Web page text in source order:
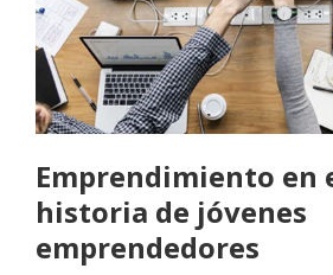
Emprendimiento en
historia de jóvenes
emprendedores